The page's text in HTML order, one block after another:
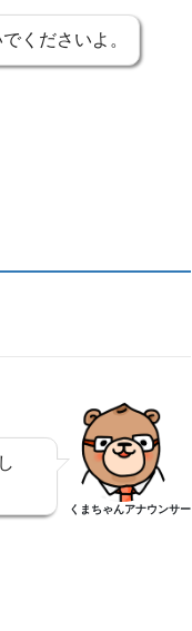
くださいよ。
くまちゃんアナウンサー